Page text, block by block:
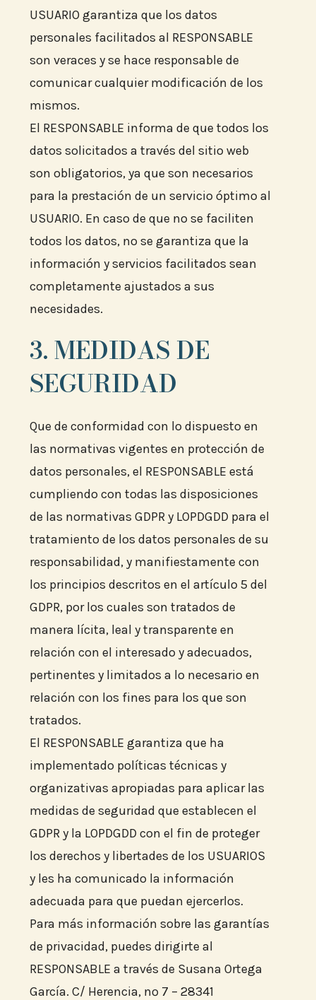
USUARIO garantiza que los datos
personales facilitados al RESPONSABLE
son veraces y se hace responsable de
comunicar cualquier modificación de los
mismos.
El RESPONSABLE informa de que todos los
datos solicitados a través del sitio web
son obligatorios, ya que son necesarios
para la prestación de un servicio óptimo al
USUARIO. En caso de que no se faciliten
todos los datos, no se garantiza que la
información y servicios facilitados sean
completamente ajustados a sus
necesidades.
3. MEDIDAS DE
SEGURIDAD
Que de conformidad con lo dispuesto en
las normativas vigentes en protección de
datos personales, el RESPONSABLE está
cumpliendo con todas las disposiciones
de las normativas GDPR y LOPDGDD para el
tratamiento de los datos personales de su
responsabilidad, y manifiestamente con
los principios descritos en el artículo 5 del
GDPR, por los cuales son tratados de
manera lícita, leal y transparente en
relación con el interesado y adecuados,
pertinentes y limitados a lo necesario en
relación con los fines para los que son
tratados.
El RESPONSABLE garantiza que ha
implementado políticas técnicas y
organizativas apropiadas para aplicar las
medidas de seguridad que establecen el
GDPR y la LOPDGDD con el fin de proteger
los derechos y libertades de los USUARIOS
y les ha comunicado la información
adecuada para que puedan ejercerlos.
Para más información sobre las garantías
de privacidad, puedes dirigirte al
RESPONSABLE a través de Susana Ortega
García. C/ Herencia, nº 7 – 28341